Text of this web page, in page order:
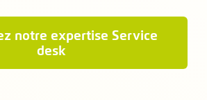
notre expertise Service
desk